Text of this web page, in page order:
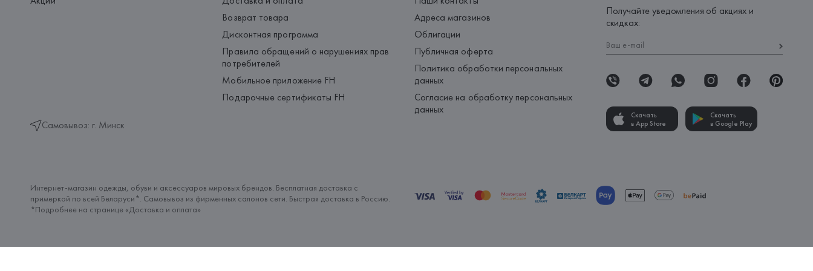
Самовывоз: г. Минск
Возврат товара
Дисконтная программа
Правила обращений о нарушениях прав
потребителей
Мобильное приложение FH
Подарочные сертификаты FH
Адреса магазинов
Облигации
Публичная оферта
Политика обработки персональных
данных
Согласие на обработку персональных
данных
Получайте уведомления об акциях и
скидках:
Скачать
в App Store
Скачать
в Google Play
Интернет-магазин одежды, обуви и аксессуаров мировых брендов. Бесплатная доставка с
примеркой по всей Беларуси*. Самовывоз из фирменных салонов сети. Быстрая доставка в Россию.
*Подробнее на странице «Доставка и оплата»